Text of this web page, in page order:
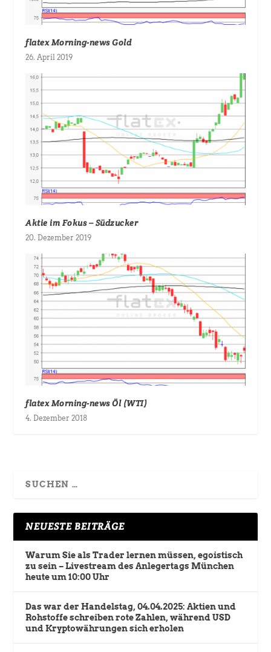
flatex Morning-news Gold
26. April 2019
Aktie im Fokus – Südzucker
20. Dezember 2019
flatex Morning-news Öl (WTI)
4. Dezember 2018
NEUESTE BEITRÄGE
Warum Sie als Trader lernen müssen, egoistisch
zu sein – Livestream des Anlegertags München
heute um 10:00 Uhr
Das war der Handelstag, 04.04.2025: Aktien und
Rohstoffe schreiben rote Zahlen, während USD
und Kryptowährungen sich erholen